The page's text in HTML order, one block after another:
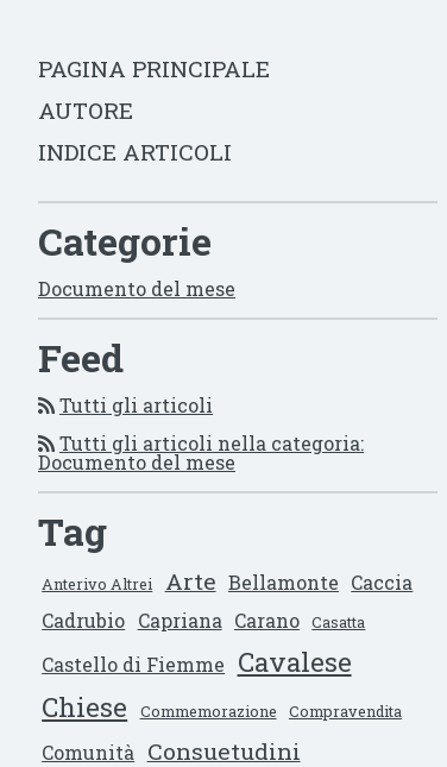
PAGINA PRINCIPALE
AUTORE
INDICE ARTICOLI
Categorie
Documento del mese
Feed
Tutti gli articoli
Tutti gli articoli nella categoria:
Documento del mese
Tag
Anterivo Altrei Arte Bellamonte Caccia
Cadrubio Capriana Carano Casatta
Castello di Fiemme
Cavalese
Chiese
Commemorazione Compravendita
Comunità
Consuetudini